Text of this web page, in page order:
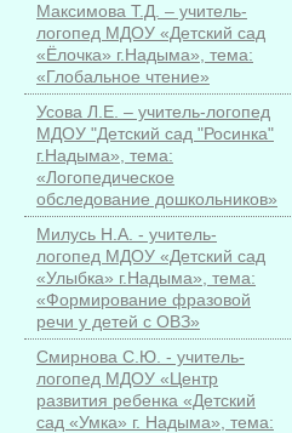
Максимова Т.Д. – учитель-
логопед МДОУ «Детский сад
«Ёлочка» г.Надыма», тема:
«Глобальное чтение»
Усова Л.Е. – учитель-логопед
МДОУ "Детский сад "Росинка"
г.Надыма», тема:
«Логопедическое
обследование дошкольников»
Милусь Н.А. - учитель-
логопед МДОУ «Детский сад
«Улыбка» г.Надыма», тема:
«Формирование фразовой
речи у детей с ОВЗ»
Смирнова С.Ю. - учитель-
логопед МДОУ «Центр
развития ребенка «Детский
сад «Умка» г. Надыма», тема: